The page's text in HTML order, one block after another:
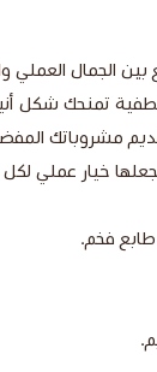
الجمال العملي
تمنحك شكل أنيق
مشروباتك
خيار عملي
طابع فخم.